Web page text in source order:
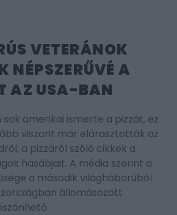
VETERÁNOK
NÉPSZERŰVÉ A
AZ USA-BAN
amerikai ismerte a pizzát, ez
viszont már elárasztották az
a pizzáról szóló cikkek a
hasábjait. A média szerint a
a második világháborúból
állomásozott